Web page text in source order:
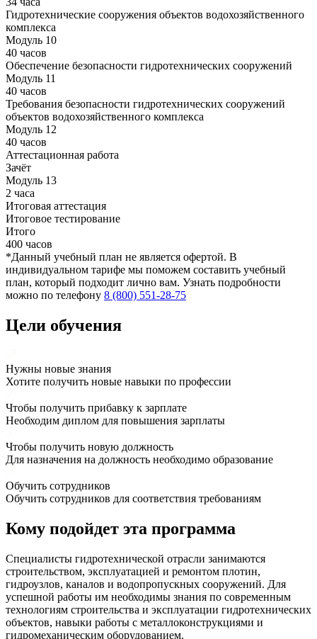
Гидротехнические сооружения объектов водохозяйственного
комплекса
Модуль 10
40 часов
Обеспечение безопасности гидротехнических сооружений
Модуль 11
40 часов
Требования безопасности гидротехнических сооружений
объектов водохозяйственного комплекса
Модуль 12
40 часов
Аттестационная работа
Зачёт
Модуль 13
2 часа
Итоговая аттестация
Итоговое тестирование
Итого
400 часов
*Данный учебный план не является офертой. В
индивидуальном тарифе мы поможем составить учебный
план, который подходит лично вам. Узнать подробности
можно по телефону 8 (800) 551-28-75
Цели обучения
Нужны новые знания
Хотите получить новые навыки по профессии
Чтобы получить прибавку к зарплате
Необходим диплом для повышения зарплаты
Чтобы получить новую должность
Для назначения на должность необходимо образование
Обучить сотрудников
Обучить сотрудников для соответствия требованиям
Кому подойдет эта программа
Специалисты гидротехнической отрасли занимаются
строительством, эксплуатацией и ремонтом плотин,
гидроузлов, каналов и водопропускных сооружений. Для
успешной работы им необходимы знания по современным
технологиям строительства и эксплуатации гидротехнических
объектов, навыки работы с металлоконструкциями и
гидромеханическим оборудованием.